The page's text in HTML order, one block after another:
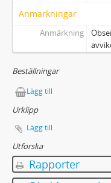
19 - Varia
20 - Föremål
21 - Dossiéer
Anmärkningar
Anmärkning
Beställningar
Lägg till
Urklipp
Lägg till
Utforska
Rapporter